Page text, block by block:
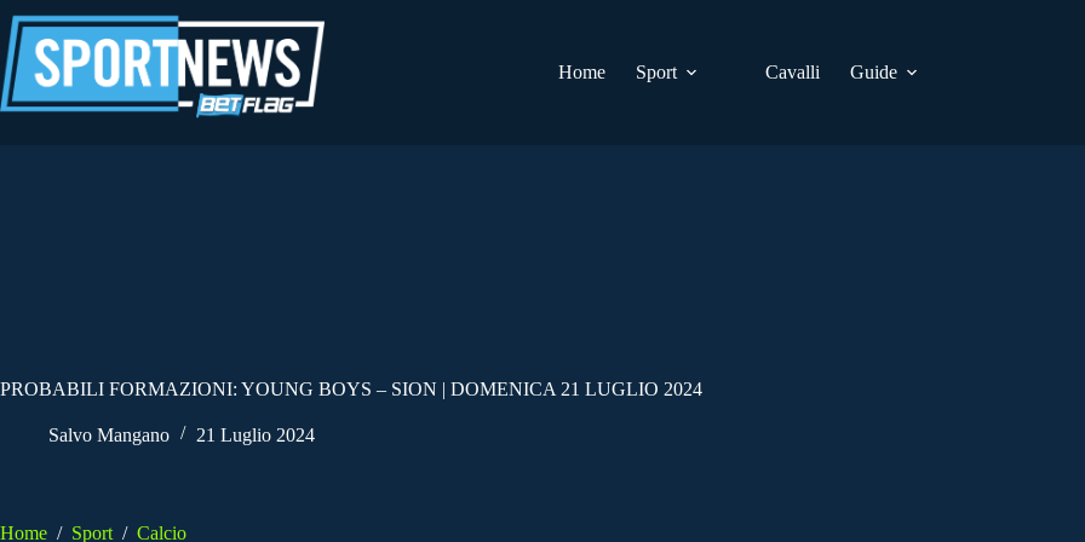
al
contenuto
Home
Sport Cavalli Guide
PROBABILI FORMAZIONI: YOUNG BOYS – SION | DOMENICA 21 LUGLIO 2024
Salvo Mangano 21 Luglio 2024
Home / Sport / Calcio